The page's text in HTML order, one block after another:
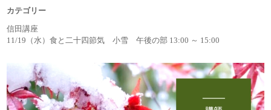
カテゴリー
信田講座
11/19（水）食と二十四節気 小雪 午後の部 13:00 ～ 15:00